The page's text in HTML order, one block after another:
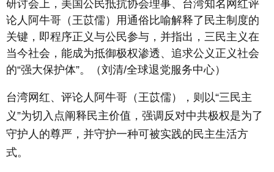
研讨会上，美国公民抵抗协会理事、台湾知名网红评
论人阿牛哥（王苡儒）用通俗比喻解释了民主制度的
关键，即程序正义与公民参与，并指出，三民主义在
当今社会，能成为抵御极权渗透、追求公义正义社会
的“强大保护体”。（刘清/全球退党服务中心）
台湾网红、评论人阿牛哥（王苡儒），则以“三民主
义”为切入点阐释民主价值，强调反对中共极权是为了
守护人的尊严，并守护一种可被实践的民主生活方
式。